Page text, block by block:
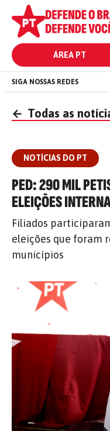
ÁREA PT
SIGA NOSSAS REDES
← Todas as
NOTÍCIAS DO PT
PED: 290 MIL
ELEIÇÕES
Filiados
eleições que foram
municípios